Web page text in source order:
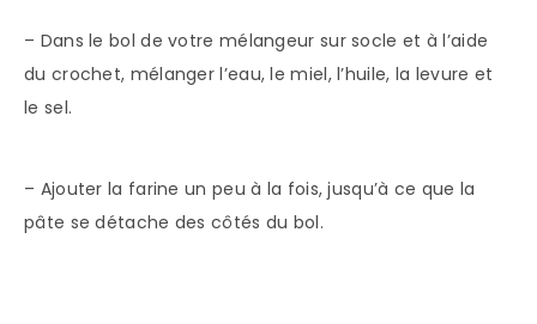
– Dans le bol de votre mélangeur sur socle et à l’aide
du crochet, mélanger l’eau, le miel, l’huile, la levure et
le sel.
– Ajouter la farine un peu à la fois, jusqu’à ce que la
pâte se détache des côtés du bol.